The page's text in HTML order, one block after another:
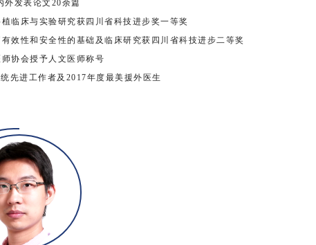
外发表论文20余篇
临床与实验研究获四川省科技进步奖一等奖
性和安全性的基础及临床研究获四川省科技进步二等奖
协会授予人文医师称号
先进工作者及2017年度最美援外医生